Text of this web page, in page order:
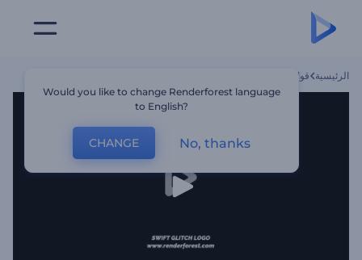
الرئيسية قوالب
Would you like to change Renderforest language
to English?
CHANGE No, thanks